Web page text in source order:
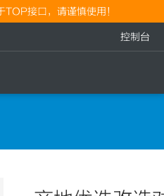
接口，请谨慎使用！
控制台